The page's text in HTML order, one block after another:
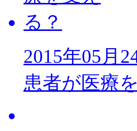
2015年05月
患者が医療